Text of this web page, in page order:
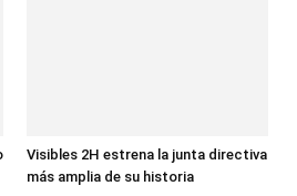
Visibles 2H estrena la junta directiva
más amplia de su historia